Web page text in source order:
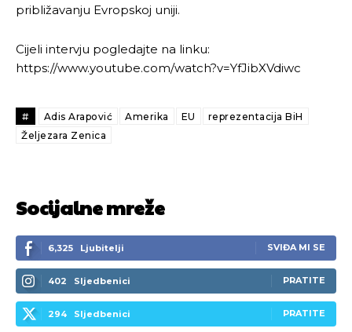
približavanju Evropskoj uniji.
Cijeli intervju pogledajte na linku:
https://www.youtube.com/watch?v=YfJibXVdiwc
# Adis Arapović Amerika EU
reprezentacija BiH
Željezara Zenica
Socijalne mreže
6,325 Ljubitelji SVIĐA MI SE
402 Sljedbenici PRATITE
294 Sljedbenici PRATITE